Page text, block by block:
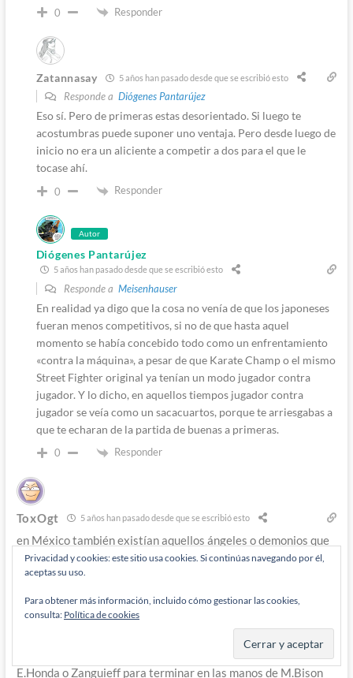
0 Responder
Zatannasay 5 años han pasado desde que se escribió esto
Responde a Diógenes Pantarújez
Eso sí. Pero de primeras estas desorientado. Si luego te
acostumbras puede suponer uno ventaja. Pero desde luego de
inicio no era un aliciente a competir a dos para el que le
tocase ahí.
0 Responder
Autor
Diógenes Pantarújez
5 años han pasado desde que se escribió esto
Responde a Meisenhauser
En realidad ya digo que la cosa no venía de que los japoneses
fueran menos competitivos, si no de que hasta aquel
momento se había concebido todo como un enfrentamiento
«contra la máquina», a pesar de que Karate Champ o el mismo
Street Fighter original ya tenían un modo jugador contra
jugador. Y lo dicho, en aquellos tiempos jugador contra
jugador se veía como un sacacuartos, porque te arriesgabas a
que te echaran de la partida de buenas a primeras.
0 Responder
ToxOgt 5 años han pasado desde que se escribió esto
en México también existían aquellos ángeles o demonios que
te dejaban la partida avanzada porque tenían que dejar las
tortillas o el pan, a veces tocaba que llegaba un mamón y
miraba tu puntuación y en que etapa ibas y decidía retarte sin
te uno hubiera disfrutado de ese mana que era una partida
(ilusos)porque tu le habías dado caña a Vega o a Sagat con
E.Honda o Zanguieff para terminar en las manos de M.Bison
Privacidad y cookies: este sitio usa cookies. Si continúas navegando por él,
aceptas su uso.
Para obtener más información, incluido cómo gestionar las cookies,
consulta: Política de cookies